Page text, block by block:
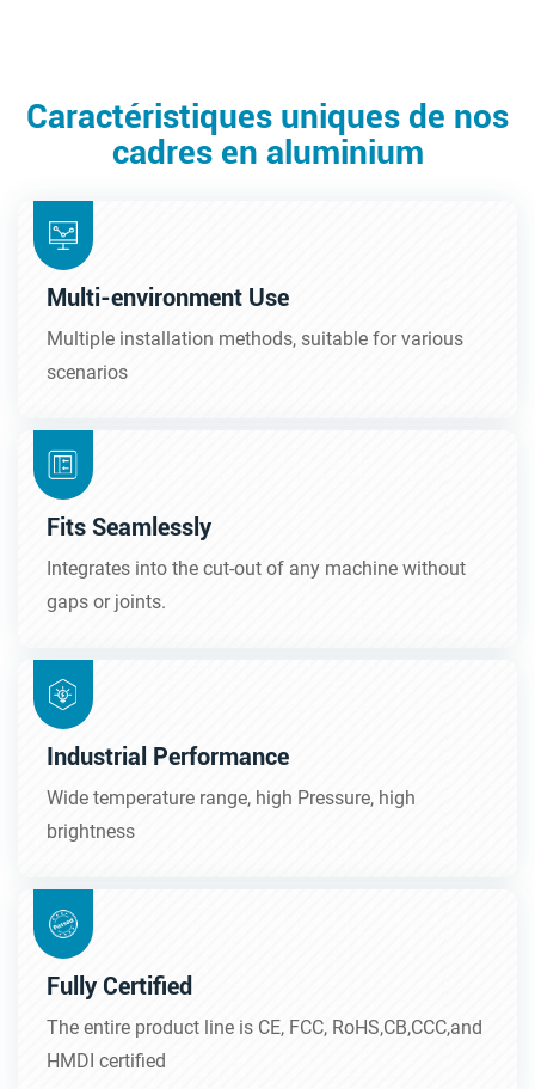
Caractéristiques uniques de nos
cadres en aluminium
Multi-environment Use
Multiple installation methods, suitable for various
scenarios
Fits Seamlessly
Integrates into the cut-out of any machine without
gaps or joints.
Industrial Performance
Wide temperature range, high Pressure, high
brightness
Fully Certified
The entire product line is CE, FCC, RoHS,CB,CCC,and
HMDI certified